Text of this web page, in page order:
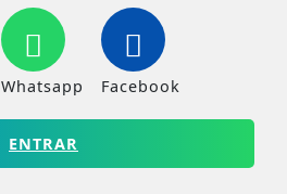
Whatsapp Facebook
ENTRAR